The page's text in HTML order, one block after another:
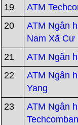
19 ATM
20
ATM Ngân
Nam Xã Cư
21 ATM Ngân
22
ATM Ngân
Yang
23
ATM Ngân